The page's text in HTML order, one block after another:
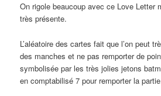
On rigole beaucoup avec ce Love Letter
très présente.
L’aléatoire des cartes fait que l’on peut
des manches et ne pas remporter de
symbolisée par les très jolies jetons
en comptabilisé 7 pour remporter la